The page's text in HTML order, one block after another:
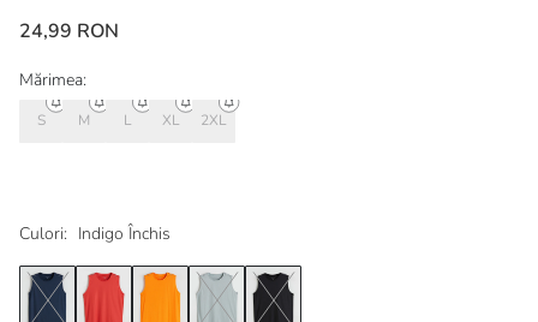
24,99 RON
Culori: Indigo Închis
Mărimea:
S M L XL 2XL